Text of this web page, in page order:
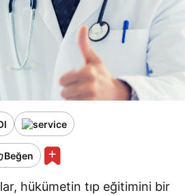
Beğen
hükümetin tıp eğitimini bir